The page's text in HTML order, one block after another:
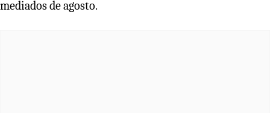
mediados de agosto.